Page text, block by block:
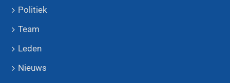
Politiek
Team
Leden
Nieuws